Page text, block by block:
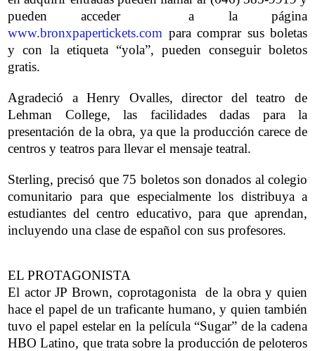
pueden acceder a la página
www.bronxpapertickets.com para comprar sus boletas
y con la etiqueta “yola”, pueden conseguir boletos
gratis.
Agradeció a Henry Ovalles, director del teatro de
Lehman College, las facilidades dadas para la
presentación de la obra, ya que la producción carece de
centros y teatros para llevar el mensaje teatral.
Sterling, precisó que 75 boletos son donados al colegio
comunitario para que especialmente los distribuya a
estudiantes del centro educativo, para que aprendan,
incluyendo una clase de español con sus profesores.
EL PROTAGONISTA
El actor JP Brown, coprotagonista de la obra y quien
hace el papel de un traficante humano, y quien también
tuvo el papel estelar en la película “Sugar” de la cadena
HBO Latino, que trata sobre la producción de peloteros